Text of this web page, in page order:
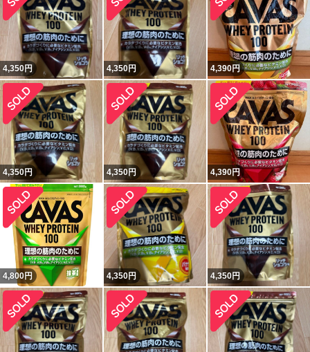
4,350円 4,350円 4,390円
4,350円 4,350円 4,390円
4,800円 4,350円 4,350円